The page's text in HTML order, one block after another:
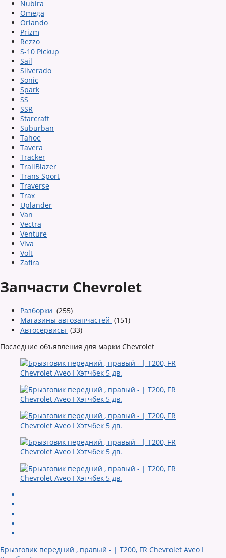
Nubira
Omega
Orlando
Prizm
Rezzo
S-10 Pickup
Sail
Silverado
Sonic
Spark
SS
SSR
Starcraft
Suburban
Tahoe
Tavera
Tracker
TrailBlazer
Trans Sport
Traverse
Trax
Uplander
Van
Vectra
Venture
Viva
Volt
Zafira
Запчасти Chevrolet
Разборки (255)
Магазины автозапчастей (151)
Автосервисы (33)
Последние объявления для марки Chevrolet
Брызговик передний , правый - | T200, FR Chevrolet Aveo I